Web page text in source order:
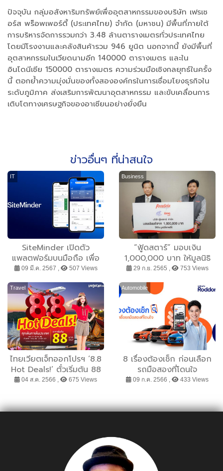
ปัจจุบัน กลุ่มอสังหาริมทรัพย์เพื่ออุตสาหกรรมของบริษัท เฟรเซ
อร์ส พร็อพเพอร์ตี้ (ประเทศไทย) จำกัด (มหาชน) มีพื้นที่ภายใต้
การบริหารจัดการรวมกว่า 3.48 ล้านตารางเมตรทั่วประเทศไทย
โดยมีโรงงานและคลังสินค้ารวม 946 ยูนิต นอกจากนี้ ยังมีพื้นที่
อุตสาหกรรมในเวียดนามอีก 140000 ตารางเมตร และใน
อินโดนีเซีย 150000 ตารางเมตร ความร่วมมือเชิงกลยุทธ์ในครั้ง
นี้ ตอกย้ำความมุ่งมั่นของทั้งสององค์กรในการเชื่อมโยงธุรกิจใน
ระดับภูมิภาค ส่งเสริมการพัฒนาอุตสาหกรรม และขับเคลื่อนการ
เติบโตทางเศรษฐกิจของอาเซียนอย่างยั่งยืน
ข่าวอื่นๆ ที่น่าสนใจ
IT
SiteMinder เปิดตัว
แพลตฟอร์มบนมือถือ เพื่อ
การจัดการรายได้ที่ยืดหยุ่น
09 มี.ค. 2567 , 507 Views
Business
“ฟู้ดสตาร์” มอบเงิน
1,000,000 บาท ให้มูลนิธิ
เทพสิริ ร่วมใจสานฝันสมทบ
สิริ
29 ก.ย. 2565 , 753 Views
Travel
ไทยเวียตเจ็ทออกโปรฯ ‘8.8
Hot Deals!’ ตั๋วเริ่มต้น 88
บาท
04 ส.ค. 2566 , 675 Views
Automobile
8 เรื่องต้องเช็ก ก่อนเลือก
รถมือสองที่โดนใจ
09 ก.ค. 2566 , 433 Views